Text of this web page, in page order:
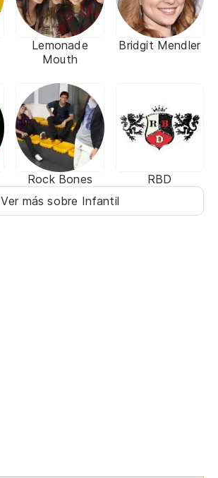
Lemonade
Mouth
Bridgit Mendler
Rock Bones
RBD
Ver más sobre Infantil